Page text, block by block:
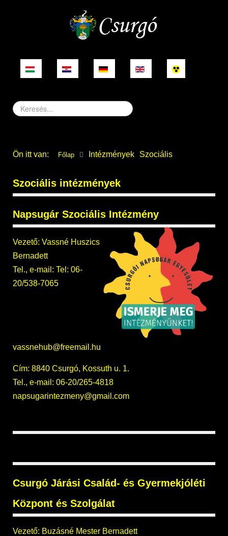
Keresés...
Ön itt van: Főlap Intézmények Szociális
Szociális intézmények
Napsugár Szociális Intézmény
Vezető: Vassné Huszics
Bernadett
Tel., e-mail: Tel: 06-
20/538-7065
vassnehub@freemail.hu
Cím: 8840 Csurgó, Kossuth u. 1.
Tel., e-mail: 06-20/265-4818
napsugarintezmeny@gmail.com
Csurgó Járási Család- és Gyermekjóléti
Központ és Szolgálat
Vezető: Buzásné Mester Bernadett